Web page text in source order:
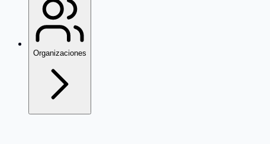
Organizaciones